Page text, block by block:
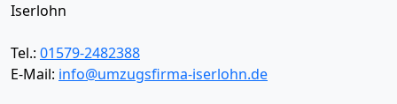
Iserlohn
Tel.: 01579-2482388
E-Mail: info@umzugsfirma-iserlohn.de